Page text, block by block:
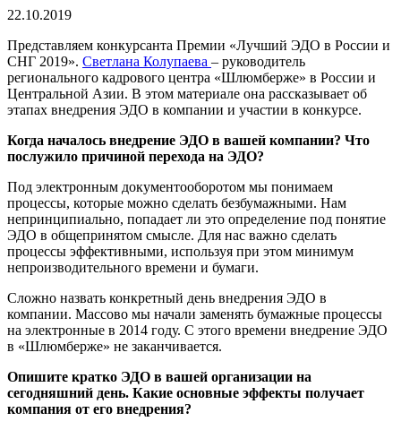
22.10.2019
Представляем конкурсанта Премии «Лучший ЭДО в России и
СНГ 2019». Светлана Колупаева – руководитель
регионального кадрового центра «Шлюмберже» в России и
Центральной Азии. В этом материале она рассказывает об
этапах внедрения ЭДО в компании и участии в конкурсе.
Когда началось внедрение ЭДО в вашей компании? Что
послужило причиной перехода на ЭДО?
Под электронным документооборотом мы понимаем
процессы, которые можно сделать безбумажными. Нам
непринципиально, попадает ли это определение под понятие
ЭДО в общепринятом смысле. Для нас важно сделать
процессы эффективными, используя при этом минимум
непроизводительного времени и бумаги.
Сложно назвать конкретный день внедрения ЭДО в
компании. Массово мы начали заменять бумажные процессы
на электронные в 2014 году. С этого времени внедрение ЭДО
в «Шлюмберже» не заканчивается.
Опишите кратко ЭДО в вашей организации на
сегодняшний день. Какие основные эффекты получает
компания от его внедрения?